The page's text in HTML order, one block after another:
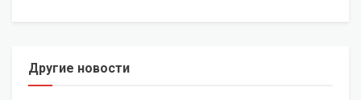
Другие новости